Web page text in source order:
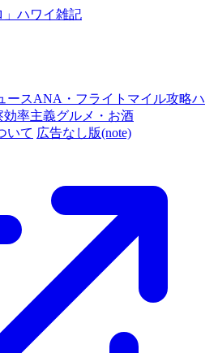
ハワイ雑記
ースANA・フライトマイル攻略ハ
効率主義グルメ・お酒
いて 広告なし版(note)